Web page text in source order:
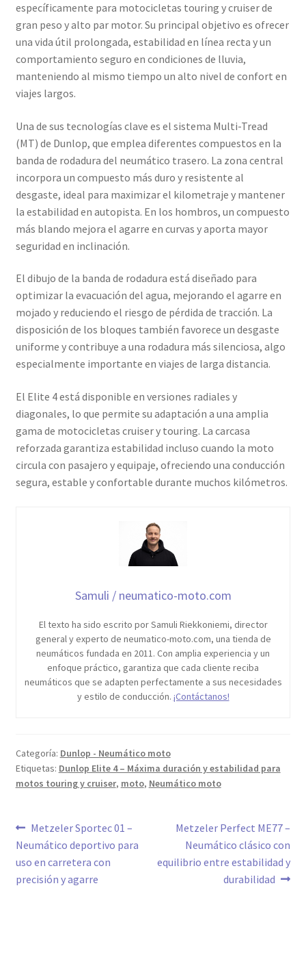
específicamente para motocicletas touring y cruiser de
gran peso y alto par motor. Su principal objetivo es ofrecer
una vida útil prolongada, estabilidad en línea recta y un
comportamiento seguro en condiciones de lluvia,
manteniendo al mismo tiempo un alto nivel de confort en
viajes largos.
Una de sus tecnologías clave es el sistema Multi-Tread
(MT) de Dunlop, que emplea diferentes compuestos en la
banda de rodadura del neumático trasero. La zona central
incorpora un compuesto más duro y resistente al
desgaste, ideal para maximizar el kilometraje y mantener
la estabilidad en autopista. En los hombros, un compuesto
más blando mejora el agarre en curvas y aporta mayor
seguridad en inclinación.
El dibujo de la banda de rodadura está diseñado para
optimizar la evacuación del agua, mejorando el agarre en
mojado y reduciendo el riesgo de pérdida de tracción. La
disposición de los bloques también favorece un desgaste
uniforme y contribuye a una rodadura más silenciosa, algo
especialmente importante en viajes de larga distancia.
El Elite 4 está disponible en versiones radiales y
diagonales, lo que permite su adaptación a una amplia
gama de motocicletas cruiser y touring. La carcasa
reforzada garantiza estabilidad incluso cuando la moto
circula con pasajero y equipaje, ofreciendo una conducción
segura, estable y confortable durante muchos kilómetros.
Samuli / neumatico-moto.com
El texto ha sido escrito por Samuli Riekkoniemi, director
general y experto de neumatico-moto.com, una tienda de
neumáticos fundada en 2011. Con amplia experiencia y un
enfoque práctico, garantiza que cada cliente reciba
neumáticos que se adapten perfectamente a sus necesidades
y estilo de conducción. ¡Contáctanos!
Categoría: Dunlop - Neumático moto
Etiquetas: Dunlop Elite 4 – Máxima duración y estabilidad para
motos touring y cruiser, moto, Neumático moto
Navegación
de
entradas
Anterior:
Metzeler Sportec 01 –
Neumático deportivo para
uso en carretera con
precisión y agarre
Siguiente:
Metzeler Perfect ME77 –
Neumático clásico con
equilibrio entre estabilidad y
durabilidad